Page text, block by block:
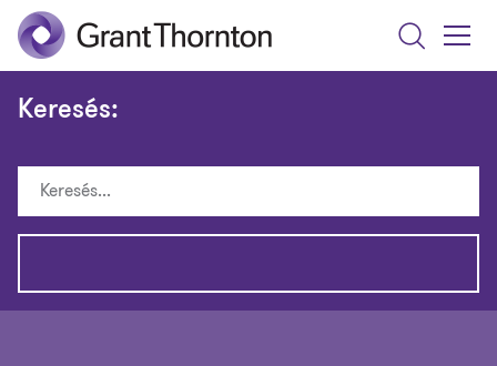
Search
Menu
Keresés: